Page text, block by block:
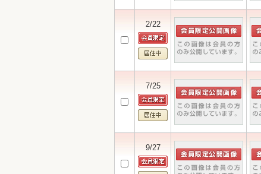
2/22
7/25
9/27